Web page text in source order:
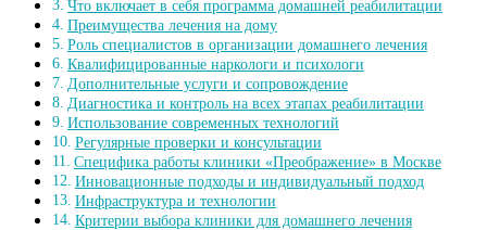
Что включает в себя программа домашней реабилитации
Преимущества лечения на дому
Роль специалистов в организации домашнего лечения
Квалифицированные наркологи и психологи
Дополнительные услуги и сопровождение
Диагностика и контроль на всех этапах реабилитации
Использование современных технологий
Регулярные проверки и консультации
Специфика работы клиники «Преображение» в Москве
Инновационные подходы и индивидуальный подход
Инфраструктура и технологии
Критерии выбора клиники для домашнего лечения